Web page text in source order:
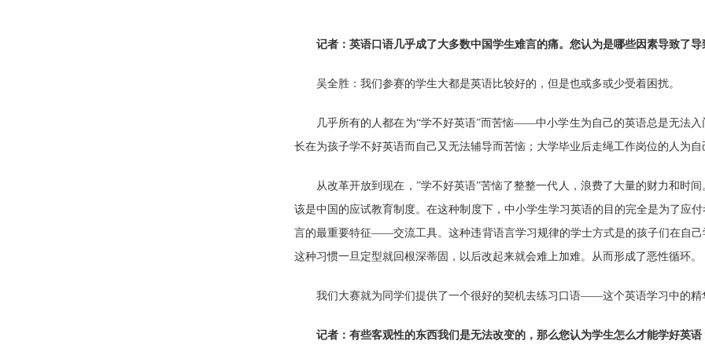
记者：英语口语几乎成了大多数中国学生难言的痛。您认为是哪些因素导致了
吴全胜：我们参赛的学生大都是英语比较好的，但是也或多或少受着困扰。
几乎所有的人都在为“学不好英语”而苦恼——中小学生为自己的英语总是无法
长在为孩子学不好英语而自己又无法辅导而苦恼；大学毕业后走绳工作岗位的人为
从改革开放到现在， ”学不好英语”苦恼了整整一代人，浪费了大量的财力和时
该是中国的应试教育制度。在这种制度下，中小学生学习英语的目的完全是为了应
言的最重要特征——交流工具。这种违背语言学习规律的学士方式是的孩子们在自
这种习惯一旦定型就回根深蒂固，以后改起来就会难上加难。从而形成了恶性循环。
我们大赛就为同学们提供了一个很好的契机去练习口语——这个英语学习中的精
记者：有些客观性的东西我们是无法改变的，那么您认为学生怎么才能学好英语